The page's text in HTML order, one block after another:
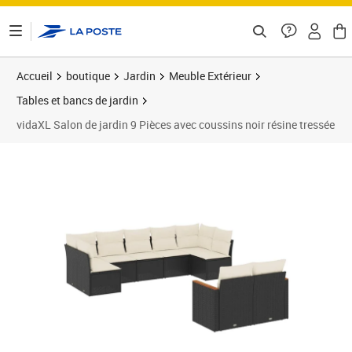
Accueil boutique Jardin
Meuble Extérieur
Tables et bancs de jardin
vidaXL Salon de jardin 9 Pièces avec coussins noir résine tressée